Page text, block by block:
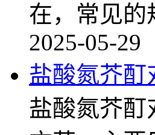
在，常见的
2025-05-29
盐酸氮芥酊
盐酸氮芥